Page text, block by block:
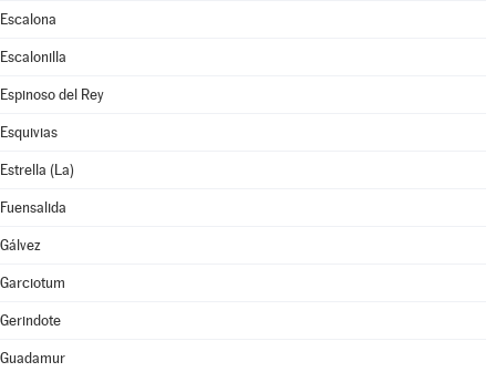
Escalona
Escalonilla
Espinoso del Rey
Esquivias
Estrella (La)
Fuensalida
Gálvez
Garciotum
Gerindote
Guadamur